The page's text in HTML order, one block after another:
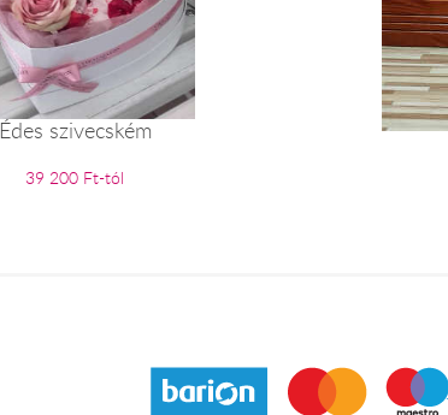
Édes szivecském
39 200 Ft-tól